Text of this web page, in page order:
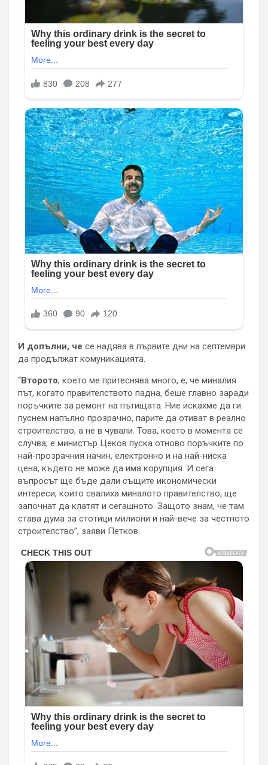
И допълни, че се надява в първите дни на септември
да продължат комуникацията.
“Второто, което ме притеснява много, е, че миналия
път, когато правителството падна, беше главно заради
поръчките за ремонт на пътищата. Ние искахме да ги
пуснем напълно прозрачно, парите да отиват в реално
строителство, а не в чували. Това, което в момента се
случва, е министър Цеков пуска отново поръчките по
най-прозрачния начин, електронно и на най-ниска
цена, където не може да има корупция. И сега
въпросът ще бъде дали същите икономически
интереси, които свалиха миналото правителство, ще
започнат да клатят и сегашното. Защото знам, че там
става дума за стотици милиони и най-вече за честното
строителство”, заяви Петков.